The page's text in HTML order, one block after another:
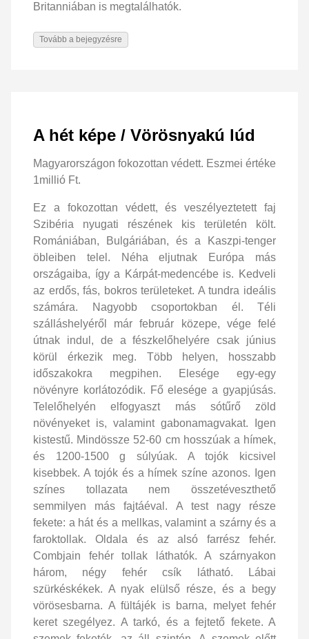
Britanniában is megtalálhatók.
Tovább a bejegyzésre
A hét képe / Vörösnyakú lúd
Magyarországon fokozottan védett. Eszmei értéke
1millió Ft.
Ez a fokozottan védett, és veszélyeztetett faj
Szibéria nyugati részének kis területén költ.
Romániában, Bulgáriában, és a Kaszpi-tenger
öbleiben telel. Néha eljutnak Európa más
országaiba, így a Kárpát-medencébe is. Kedveli
az erdős, fás, bokros területeket. A tundra ideális
számára. Nagyobb csoportokban él. Téli
szálláshelyéről már február közepe, vége felé
útnak indul, de a fészkelőhelyére csak június
körül érkezik meg. Több helyen, hosszabb
időszakokra megpihen. Elesége egy-egy
növényre korlátozódik. Fő elesége a gyapjúsás.
Telelőhelyén elfogyaszt más sótűrő zöld
növényeket is, valamint gabonamagvakat. Igen
kistestű. Mindössze 52-60 cm hosszúak a hímek,
és 1200-1500 g súlyúak. A tojók kicsivel
kisebbek. A tojók és a hímek színe azonos. Igen
színes tollazata nem összetéveszthető
semmilyen más fajtáéval. A test nagy része
fekete: a hát és a mellkas, valamint a szárny és a
faroktollak. Oldala és az alsó farrész fehér.
Combjain fehér tollak láthatók. A szárnyakon
három, négy fehér csík látható. Lábai
szürkéskékek. A nyak elülső része, és a begy
vörösesbarna. A fültájék is barna, melyet fehér
keret szegélyez. A tarkó, és a fejtető fekete. A